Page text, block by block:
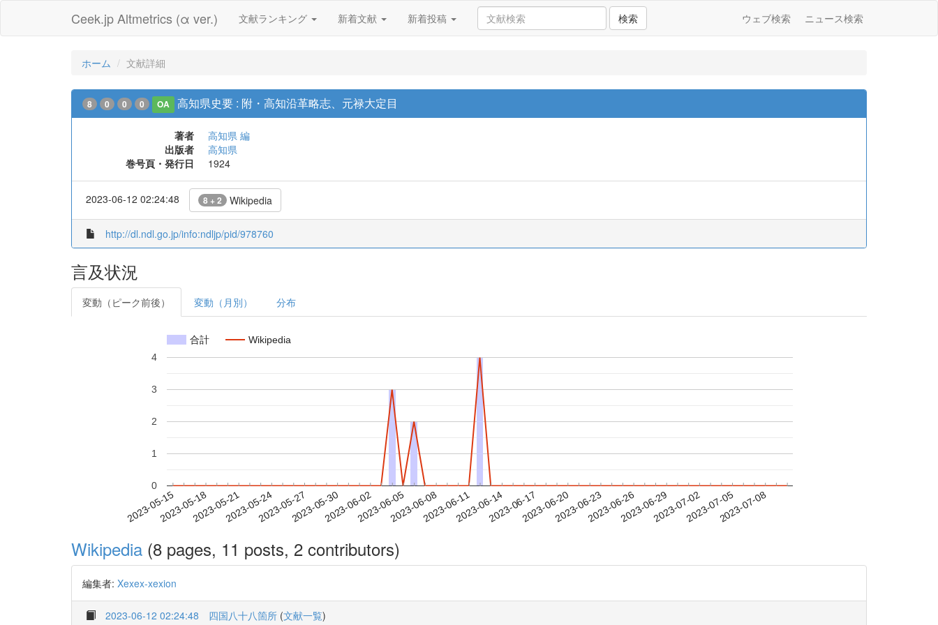
Ceek.jp Altmetrics (α ver.) 文献ランキング 新着文献 新着投稿 検索 ウェブ検索 ニュース検索
ホーム 文献詳細
8 0 0 0 OA 高知県史要 : 附・高知沿革略志、元禄大定目
著者
高知県 編
出版者
高知県
巻号頁・発行日
1924
2023-06-12 02:24:48 8 + 2 Wikipedia
http://dl.ndl.go.jp/info:ndljp/pid/978760
言及状況
変動（ピーク前後） 変動（月別） 分布
合計 Wikipedia
2023-05-152023-05-182023-05-212023-05-242023-05-272023-05-302023-06-022023-06-052023-06-082023-06-112023-06-142023-06-172023-06-202023-06-232023-06-262023-06-292023-07-022023-07-052023-07-08
0
1
2
3
4
Wikipedia (8 pages, 11 posts, 2 contributors)
編集者: Xexex-xexion
2023-06-12 02:24:48 四国八十八箇所 (文献一覧)